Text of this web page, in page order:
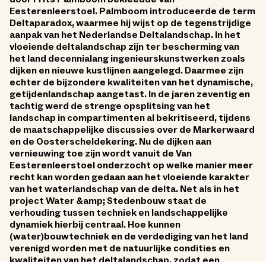
Eesterenleerstoel. Palmboom introduceerde de term
Deltaparadox, waarmee hij wijst op de tegenstrijdige
aanpak van het Nederlandse Deltalandschap. In het
vloeiende deltalandschap zijn ter bescherming van
het land decennialang ingenieurskunstwerken zoals
dijken en nieuwe kustlijnen aangelegd. Daarmee zijn
echter de bijzondere kwaliteiten van het dynamische,
getijdenlandschap aangetast. In de jaren zeventig en
tachtig werd de strenge opsplitsing van het
landschap in compartimenten al bekritiseerd, tijdens
de maatschappelijke discussies over de Markerwaard
en de Oosterscheldekering. Nu de dijken aan
vernieuwing toe zijn wordt vanuit de Van
Eesterenleerstoel onderzocht op welke manier meer
recht kan worden gedaan aan het vloeiende karakter
van het waterlandschap van de delta. Net als in het
project Water &amp; Stedenbouw staat de
verhouding tussen techniek en landschappelijke
dynamiek hierbij centraal. Hoe kunnen
(water)bouwtechniek en de verdediging van het land
verenigd worden met de natuurlijke condities en